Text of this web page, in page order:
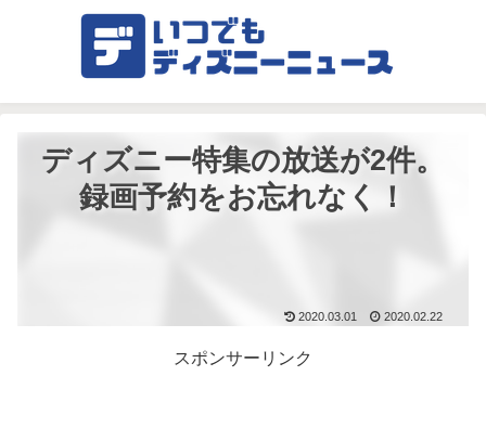
ディズニー特集の放送が2件。
録画予約をお忘れなく！
2020.03.01 2020.02.22
スポンサーリンク